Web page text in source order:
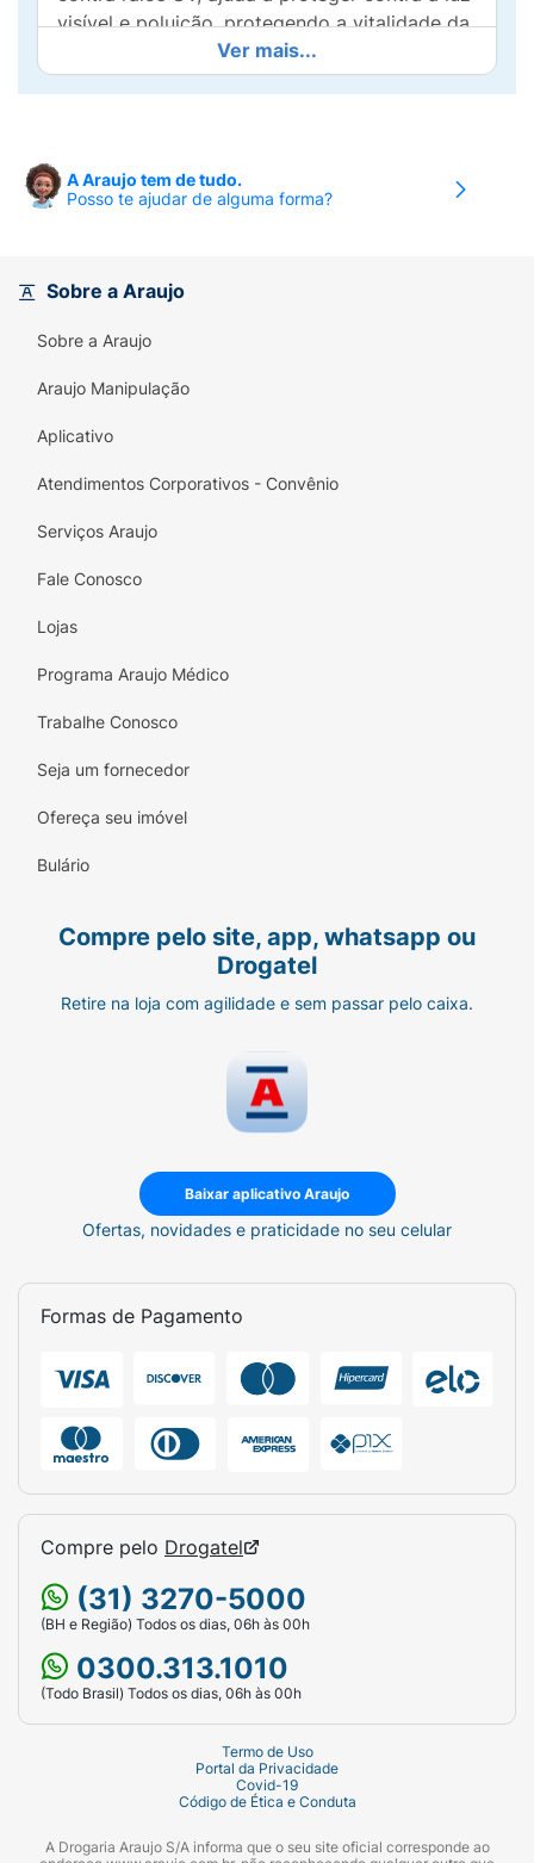
visível e poluição, protegendo a vitalidade da
pele e reverte danos solares, entregando um
boost de nutrição e vitaminas.
Ver mais...
A Araujo tem de tudo.
Posso te ajudar de alguma forma?
Sobre a Araujo
Sobre a Araujo
Araujo Manipulação
Aplicativo
Atendimentos Corporativos - Convênio
Serviços Araujo
Fale Conosco
Lojas
Programa Araujo Médico
Trabalhe Conosco
Seja um fornecedor
Ofereça seu imóvel
Bulário
Compre pelo site, app, whatsapp ou
Drogatel
Retire na loja com agilidade e sem passar pelo caixa.
Baixar aplicativo Araujo
Ofertas, novidades e praticidade no seu celular
Formas de Pagamento
Compre pelo Drogatel
(31) 3270-5000
(BH e Região) Todos os dias, 06h às 00h
0300.313.1010
(Todo Brasil) Todos os dias, 06h às 00h
Termo de Uso
Portal da Privacidade
Covid-19
Código de Ética e Conduta
A Drogaria Araujo S/A informa que o seu site oficial corresponde ao